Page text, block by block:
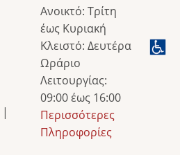
Ανοικτό: Τρίτη
έως Κυριακή
Κλειστό: Δευτέρα
Ωράριο
Λειτουργίας:
09:00 έως 16:00
Περισσότερες
Πληροφορίες